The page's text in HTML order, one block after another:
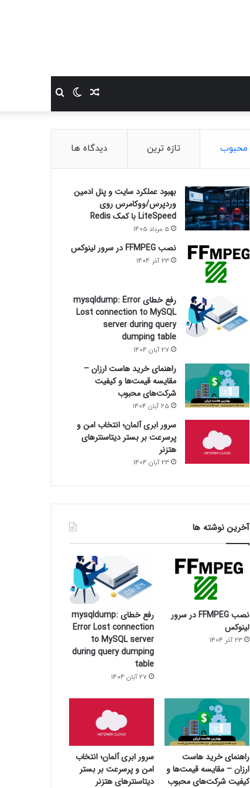
جستجو
برای
تغییر
پوسته
نوشته
تصادفی
محبوب تازه ترین دیدگاه ها
بهبود عملکرد سایت و پنل ادمین
وردپرس/ووکامرس روی
LiteSpeed با کمک Redis
5 مرداد 1405
نصب FFMPEG در سرور لینوکس
23 آذر 1404
رفع خطای mysqldump: Error
Lost connection to MySQL
server during query
dumping table
27 آبان 1404
راهنمای خرید هاست ارزان –
مقایسه قیمت‌ها و کیفیت
شرکت‌های محبوب
25 آبان 1404
سرور ابری آلمان؛ انتخاب امن و
پرسرعت بر بستر دیتاسنترهای
هتزنر
23 آبان 1404
آخرین نوشته ها
نصب FFMPEG در سرور
لینوکس
23 آذر 1404
رفع خطای mysqldump:
Error Lost connection
to MySQL server
during query dumping
table
27 آبان 1404
راهنمای خرید هاست
ارزان – مقایسه قیمت‌ها و
کیفیت شرکت‌های محبوب
سرور ابری آلمان؛ انتخاب
امن و پرسرعت بر بستر
دیتاسنترهای هتزنر